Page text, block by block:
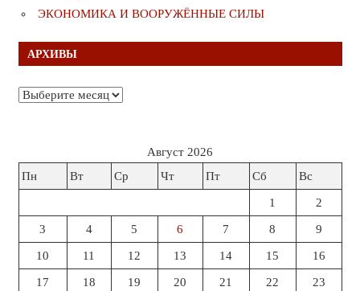
ЭКОНОМИКА И ВООРУЖЁННЫЕ СИЛЫ
АРХИВЫ
Архивы
Август 2026
Пн
Вт Ср Чт Пт Сб Вс
1 2
3 4 5 6 7 8 9
10 11 12 13 14 15 16
17 18 19 20 21 22 23